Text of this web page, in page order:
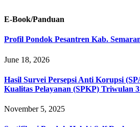
E-Book/Panduan
Profil Pondok Pesantren Kab.
June 18, 2026
Hasil Survei Persepsi Anti Korupsi
Kualitas Pelayanan (SPKP) Triwulan 3
November 5, 2025